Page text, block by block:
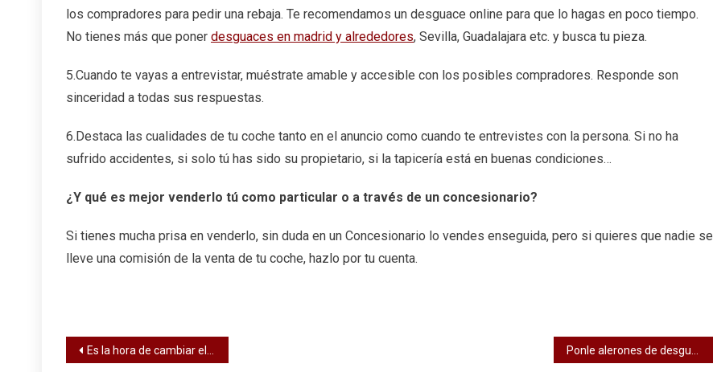
los compradores para pedir una rebaja. Te recomendamos un desguace online para que lo hagas en poco tiempo.
No tienes más que poner desguaces en madrid y alrededores, Sevilla, Guadalajara etc. y busca tu pieza.
5.Cuando te vayas a entrevistar, muéstrate amable y accesible con los posibles compradores. Responde son
sinceridad a todas sus respuestas.
6.Destaca las cualidades de tu coche tanto en el anuncio como cuando te entrevistes con la persona. Si no ha
sufrido accidentes, si solo tú has sido su propietario, si la tapicería está en buenas condiciones…
¿Y qué es mejor venderlo tú como particular o a través de un concesionario?
Si tienes mucha prisa en venderlo, sin duda en un Concesionario lo vendes enseguida, pero si quieres que nadie se
lleve una comisión de la venta de tu coche, hazlo por tu cuenta.
Navegación
Es la hora de cambiar el limpiaparabrisas.